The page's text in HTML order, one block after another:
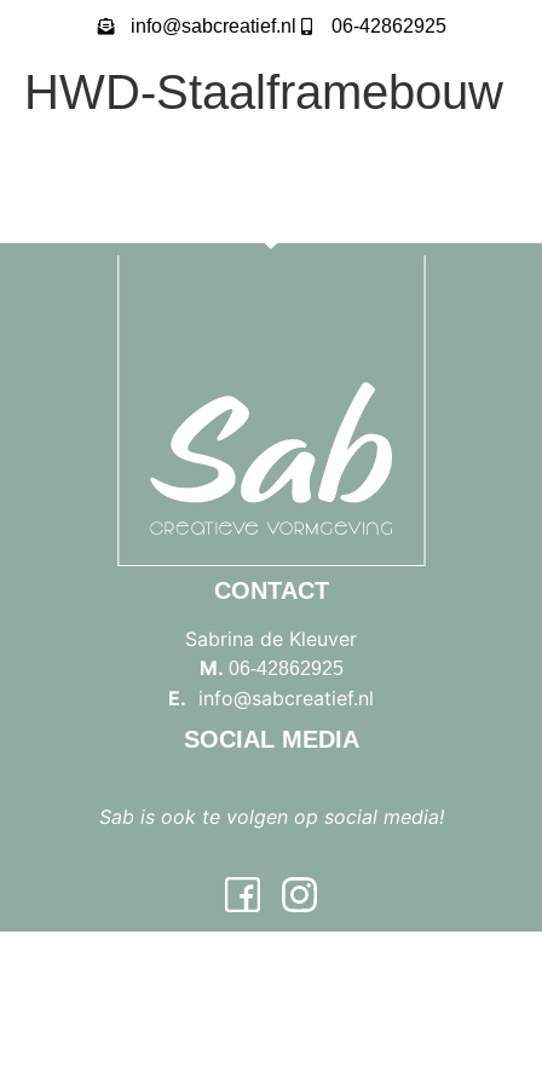
info@sabcreatief.nl 06-42862925
HWD-Staalframebouw
CONTACT
Sabrina de Kleuver
M. 06-42862925
E. info@sabcreatief.nl
SOCIAL MEDIA
Sab is ook te volgen op social media!